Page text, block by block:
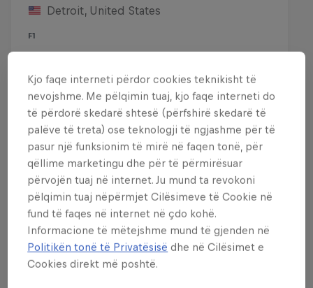
Detroit, United States
F1
Dëshiron më shumë nga
kjo?
Red Bull Motorsports
On track and off road, on two wheels or four - this
Kjo faqe interneti përdor cookies teknikisht të
nevojshme. Me pëlqimin tuaj, kjo faqe interneti do
të përdorë skedarë shtesë (përfshirë skedarë të
palëve të treta) ose teknologji të ngjashme për të
pasur një funksionim të mirë në faqen tonë, për
qëllime marketingu dhe për të përmirësuar
përvojën tuaj në internet. Ju mund ta revokoni
pëlqimin tuaj nëpërmjet Cilësimeve të Cookie në
fund të faqes në internet në çdo kohë.
Informacione të mëtejshme mund të gjenden në
Politikën tonë të Privatësisë dhe në Cilësimet e
Cookies direkt më poshtë.